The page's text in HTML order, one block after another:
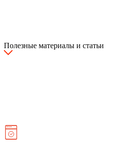
Полезные материалы и статьи